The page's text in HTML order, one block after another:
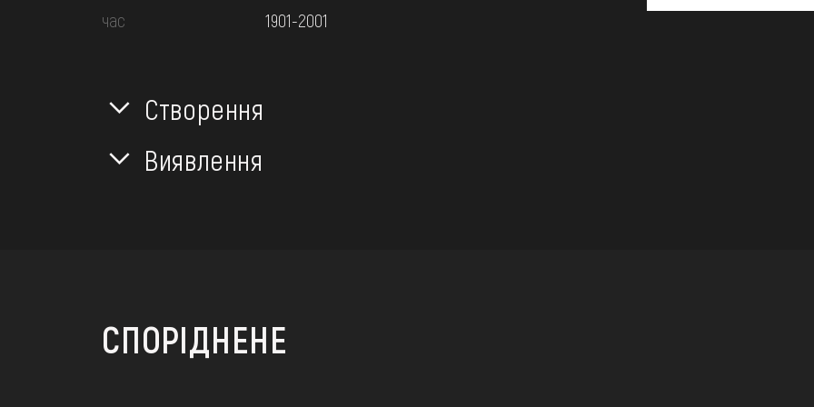
час 1901-2001
Створення
Виявлення
СПОРІДНЕНЕ